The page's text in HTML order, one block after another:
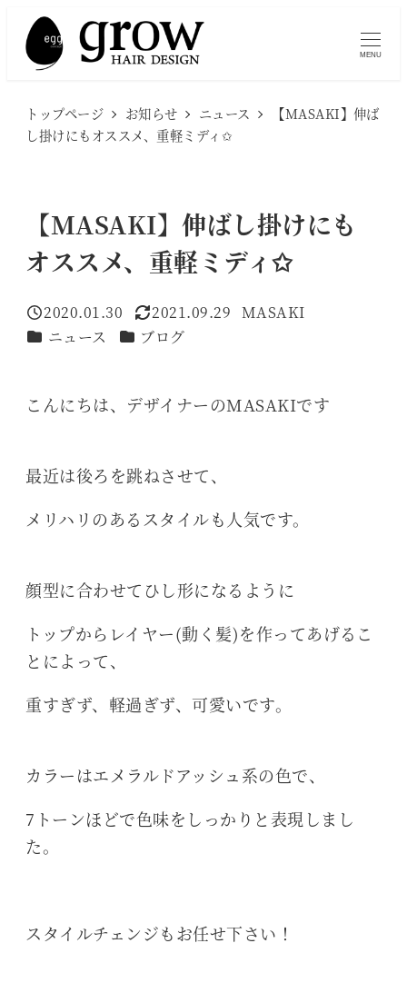
MENU
トップページ お知らせ ニュース
【MASAKI】伸ば
し掛けにもオススメ、重軽ミディ✩
【MASAKI】伸ばし掛けにも
オススメ、重軽ミディ✩
投稿日
2020.01.30
更新日
2021.09.29
著
MASAKI
カテゴリー
ニュース カテゴリー
ブログ
こんにちは、デザイナーのMASAKIです
最近は後ろを跳ねさせて、
メリハリのあるスタイルも人気です。
顔型に合わせてひし形になるように
トップからレイヤー(動く髪)を作ってあげるこ
とによって、
重すぎず、軽過ぎず、可愛いです。
カラーはエメラルドアッシュ系の色で、
7トーンほどで色味をしっかりと表現しまし
た。
スタイルチェンジもお任せ下さい！